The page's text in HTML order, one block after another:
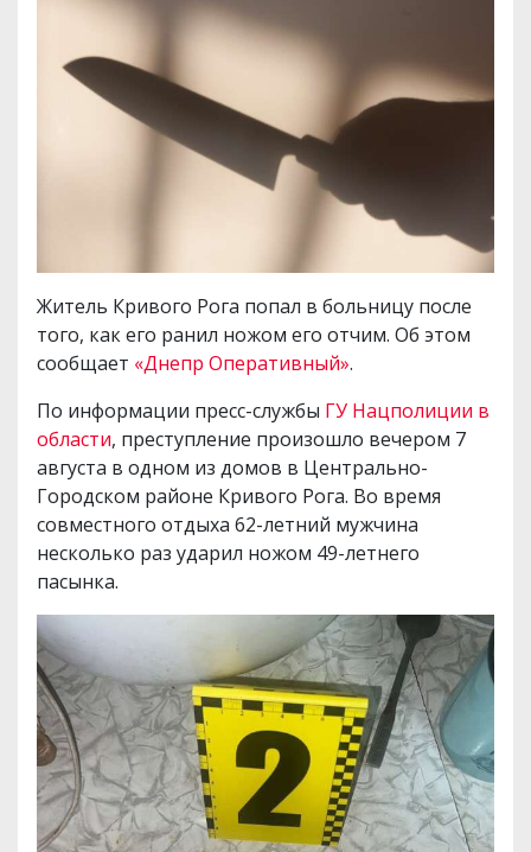
Житель Кривого Рога попал в больницу после
того, как его ранил ножом его отчим. Об этом
сообщает «Днепр Оперативный».
По информации пресс-службы ГУ Нацполиции в
области, преступление произошло вечером 7
августа в одном из домов в Центрально-
Городском районе Кривого Рога. Во время
совместного отдыха 62-летний мужчина
несколько раз ударил ножом 49-летнего
пасынка.